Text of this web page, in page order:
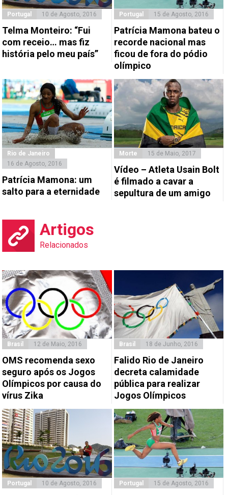
Portugal 10 de Agosto, 2016
Telma Monteiro: “Fui
com receio… mas fiz
história pelo meu país”
Portugal 15 de Agosto, 2016
Patrícia Mamona bateu o
recorde nacional mas
ficou de fora do pódio
olímpico
Rio de Janeiro
16 de Agosto, 2016
Patrícia Mamona: um
salto para a eternidade
Morte 15 de Maio, 2017
Vídeo – Atleta Usain Bolt
é filmado a cavar a
sepultura de um amigo
Artigos
Relacionados
Brasil 12 de Maio, 2016
OMS recomenda sexo
seguro após os Jogos
Olímpicos por causa do
vírus Zika
Brasil 18 de Junho, 2016
Falido Rio de Janeiro
decreta calamidade
pública para realizar
Jogos Olímpicos
Portugal 10 de Agosto, 2016 Portugal 15 de Agosto, 2016